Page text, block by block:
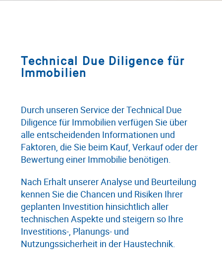
Technical Due Diligence für
Immobilien
Durch unseren Service der Technical Due
Diligence für Immobilien verfügen Sie über
alle entscheidenden Informationen und
Faktoren, die Sie beim Kauf, Verkauf oder der
Bewertung einer Immobilie benötigen.
Nach Erhalt unserer Analyse und Beurteilung
kennen Sie die Chancen und Risiken Ihrer
geplanten Investition hinsichtlich aller
technischen Aspekte und steigern so Ihre
Investitions-, Planungs- und
Nutzungssicherheit in der Haustechnik.